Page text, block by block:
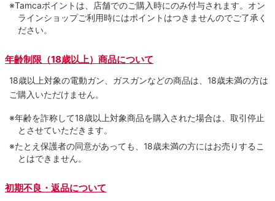
※Tamcaポイントは、店舗でのご購⼊時にのみ付与されます。オン
ラインショップご利用時にはポイントはつきませんのでご了承く
ださい。
年齢制限（18歳以上）商品について
18歳以上対象の電動ガン、ガスガンなどの商品は、18歳未満の方は
ご購入いただけません。
※年齢を詐称して18歳以上対象商品を購入された場合は、取引停止
とさせていただきます。
※たとえ保護者の同意があっても、18歳未満の方にはお売りするこ
とはできません。
初期不良・返品について